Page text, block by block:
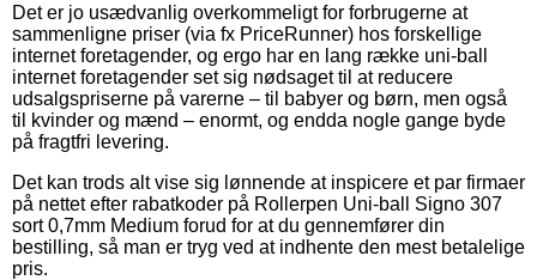
Det er jo usædvanlig overkommeligt for forbrugerne at
sammenligne priser (via fx PriceRunner) hos forskellige
internet foretagender, og ergo har en lang række uni-ball
internet foretagender set sig nødsaget til at reducere
udsalgspriserne på varerne – til babyer og børn, men også
til kvinder og mænd – enormt, og endda nogle gange byde
på fragtfri levering.
Det kan trods alt vise sig lønnende at inspicere et par firmaer
på nettet efter rabatkoder på Rollerpen Uni-ball Signo 307
sort 0,7mm Medium forud for at du gennemfører din
bestilling, så man er tryg ved at indhente den mest betalelige
pris.